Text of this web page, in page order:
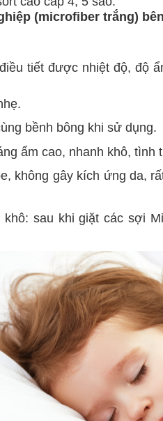
(microfiber trắng)
tiết được nhiệt độ, độ
bềnh bông khi sử dụng.
ẩm cao, nhanh khô, tình
không gây kích ứng da,
sau khi giặt các sợi